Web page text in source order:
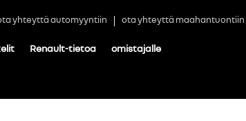
yhteyttä automyyntiin ota yhteyttä maahantuontiin
Renault-tietoa omistajalle